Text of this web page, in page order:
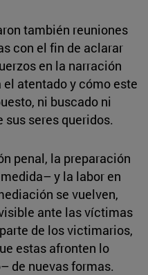
también reuniones
con el fin de aclarar
en la narración
atentado y cómo este
ni buscado ni
sus seres queridos.
penal, la preparación
y la labor en
se vuelven,
ante las víctimas
de los victimarios,
estas afronten lo
de nuevas formas.